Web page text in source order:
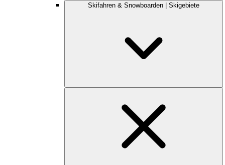
Skifahren & Snowboarden | Skigebiete